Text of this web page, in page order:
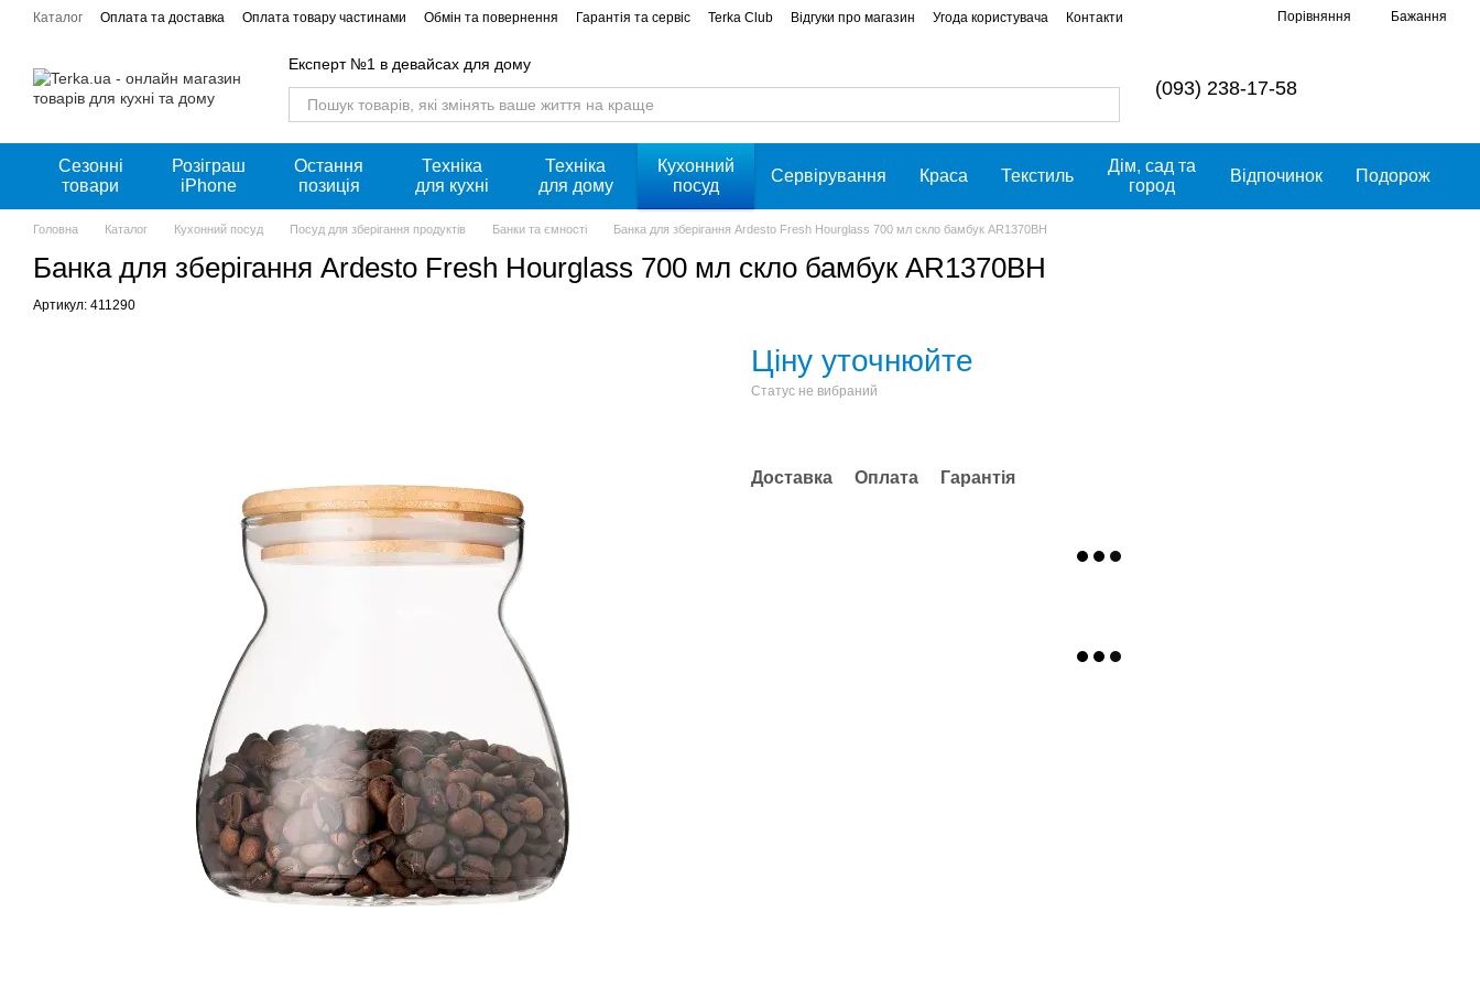
Перейти к основному контенту
Каталог Оплата та доставка Оплата товару частинами Обмін та повернення Гарантія та сервіс Terka Club Відгуки про магазин Угода користувача
Контакти
Порівняння Бажання
Експерт №1 в девайсах для дому
(093) 238-17-58
Сезонні
товари
Розіграш
iPhone
Остання
позиція
Техніка
для кухні
Техніка
для дому
Кухонний
посуд
Сервірування Краса Текстиль
Дім, сад та
город
Відпочинок Подорож
Головна Каталог Кухонний посуд Посуд для зберігання продуктів Банки та ємності Банка для зберігання Ardesto Fresh Hourglass 700 мл скло бамбук AR1370BH
Банка для зберігання Ardesto Fresh Hourglass 700 мл скло бамбук AR1370BH
Артикул: 411290
Ціну уточнюйте
Статус не вибраний
Доставка Оплата Гарантія